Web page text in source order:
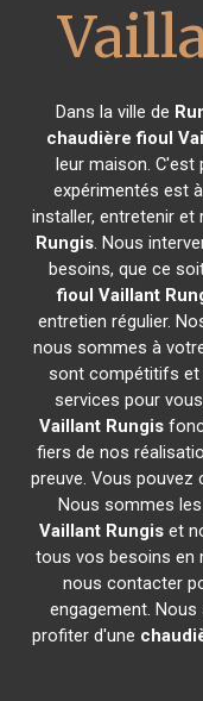
Dans la ville de
chaudière fioul
leur maison. C'est
expérimentés est
installer, entretenir et
Rungis. Nous
besoins, que ce
fioul Vaillant
entretien régulier.
nous sommes à
sont compétitifs
services pour
Vaillant Rungis
fiers de nos
preuve. Vous
Nous sommes
Vaillant Rungiset
tous vos besoins en
nous contacter
engagement.
profiter d'une